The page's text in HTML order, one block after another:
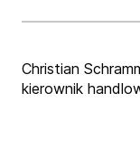
Christian
kierownik